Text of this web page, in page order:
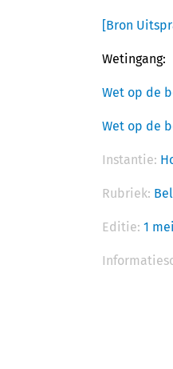
[Bron
Wetingang:
Wet op de
Wet op de
Instantie:
Rubriek:
Editie: 1 mei